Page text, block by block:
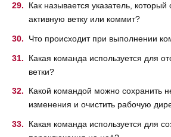
Как называется указатель, который
активную ветку или коммит?
Что происходит при выполнении
Какая команда используется для
ветки?
Какой командой можно сохранить
изменения и очистить рабочую
Какая команда используется для